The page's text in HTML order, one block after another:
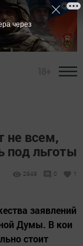
не всем,
под льготы
2949 0 1
заявлений
Думы. В кои
стоит
через